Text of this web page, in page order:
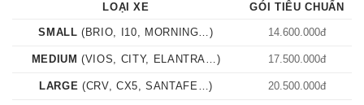
LOẠI XE GÓI TIÊU CHUẨN
SMALL(BRIO, I10, MORNING…) 14.600.000đ
MEDIUM(VIOS, CITY, ELANTRA…) 17.500.000đ
LARGE (CRV, CX5, SANTAFE…) 20.500.000đ